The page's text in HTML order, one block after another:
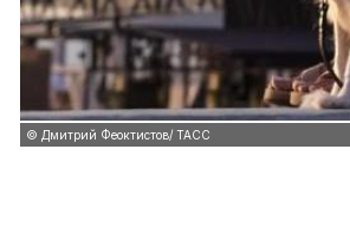
© Дмитрий Феоктистов/ ТАСС